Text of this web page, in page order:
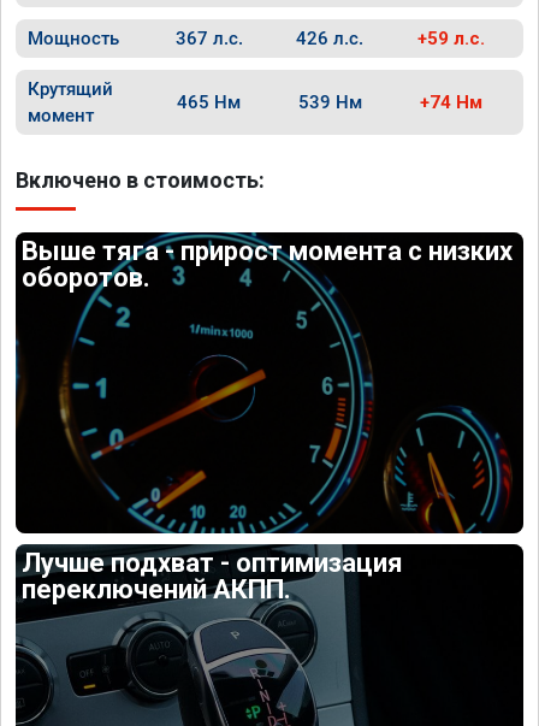
Мощность 367 л.с. 426 л.с. +59 л.с.
Крутящий
момент
465 Нм 539 Нм +74 Нм
Включено в стоимость:
Выше тяга - прирост момента с низких
оборотов.
Лучше подхват - оптимизация
переключений АКПП.